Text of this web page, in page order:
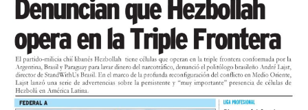
actual no es propicio para invertir, la proporción más
alta relevada en lo que va del año.
En cuanto a las utilidades, solo el 15,9% las califica
como buenas, mientras que el 28,6% las califica como
malas y el 6,3% como pésimas.